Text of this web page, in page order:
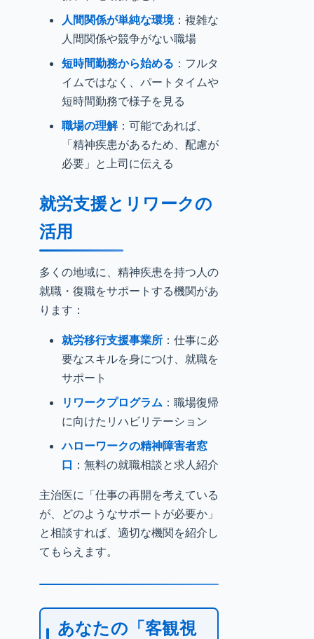
人間関係が単純な環境：複雑な
人間関係や競争がない職場
短時間勤務から始める ：フルタ
イムではなく、パートタイムや
短時間勤務で様子を見る
職場の理解：可能であれば、
「精神疾患があるため、配慮が
必要」と上司に伝える
就労支援とリワークの
活用
多くの地域に、精神疾患を持つ人の
就職・復職をサポートする機関があ
ります：
就労移行支援事業所 ：仕事に必
要なスキルを身につけ、就職を
サポート
リワークプログラム ：職場復帰
に向けたリハビリテーション
ハローワークの精神障害者窓
口 ：無料の就職相談と求人紹介
主治医に「仕事の再開を考えている
が、どのようなサポートが必要か」
と相談すれば、適切な機関を紹介し
てもらえます。
あなたの「客観視